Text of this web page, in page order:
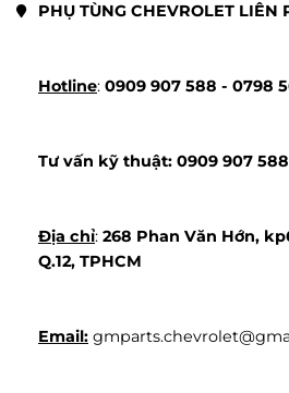
PHỤ TÙNG CHEVROLET LIÊN
Hotline: 0909 907 588 - 0798
Tư vấn kỹ thuật: 0909 907
Địa chỉ: 268 Phan Văn Hớn,
Q.12, TPHCM
Email: